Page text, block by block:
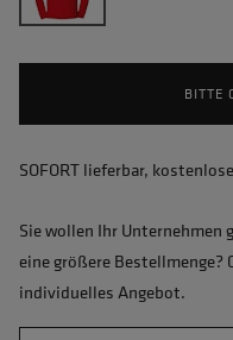
BITTE
SOFORT lieferbar,
Sie wollen Ihr
eine größere Bestellmenge?
individuelles Angebot.